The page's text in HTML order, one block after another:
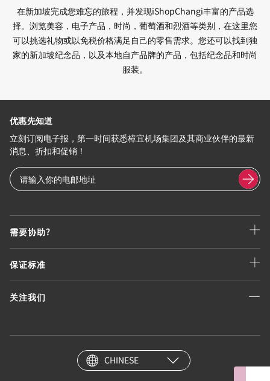
在新加坡完成您难忘的旅程，并发现iShopChangi丰富的产品选
择。浏览美容，电子产品，时尚，葡萄酒和烈酒等类别，在这里您
可以挑选礼物或以免税价格满足自己的零售需求。您还可以找到独
家的新加坡纪念品，以及本地自产品牌的产品，包括纪念品和时尚
服装。
需要协助?
保证标准
关注我们
优惠先知道
立刻订阅电子报，第一时间获悉樟宜机场集团及其商业伙伴的最新
消息、折扣和促销！
CHINESE